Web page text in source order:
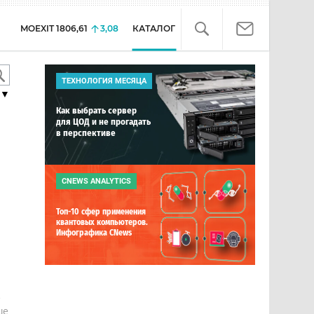
MOEXIT 1806,61 3,08 КАТАЛОГ
ТЕХНОЛОГИЯ МЕСЯЦА
Как выбрать сервер
для ЦОД и не прогадать
в перспективе
CNEWS ANALYTICS
Топ-10 сфер применения
квантовых компьютеров.
Инфографика CNews